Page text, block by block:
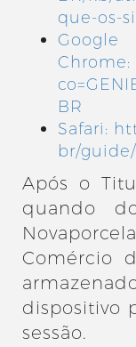
que-os-
Google
Chrome:
BR
Safari:
br/
Após o
quando
Comércio
dispositivo
sessão.